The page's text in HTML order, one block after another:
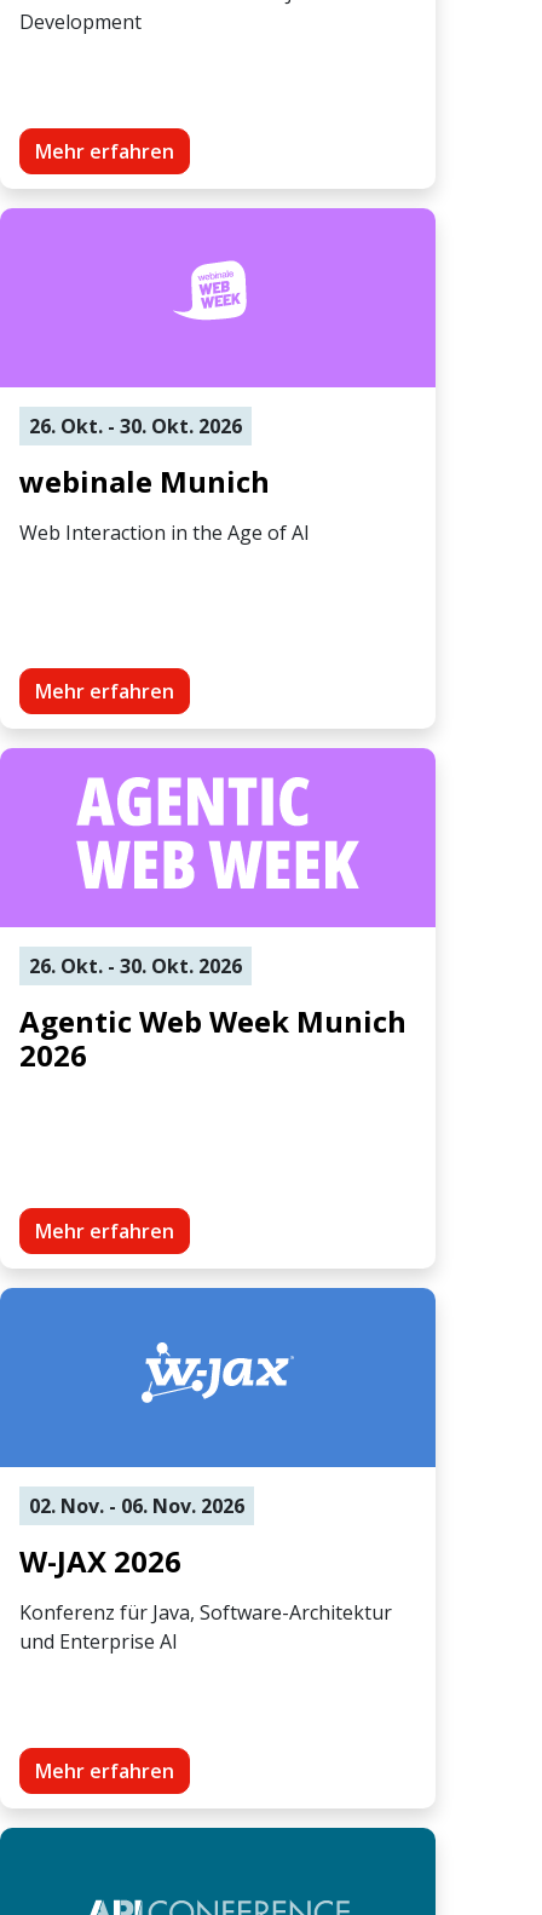
Development
Mehr erfahren
26. Okt. - 30. Okt. 2026
webinale Munich
Web Interaction in the Age of AI
Mehr erfahren
26. Okt. - 30. Okt. 2026
Agentic Web Week Munich
2026
Mehr erfahren
02. Nov. - 06. Nov. 2026
W-JAX 2026
Konferenz für Java, Software-Architektur
und Enterprise AI
Mehr erfahren